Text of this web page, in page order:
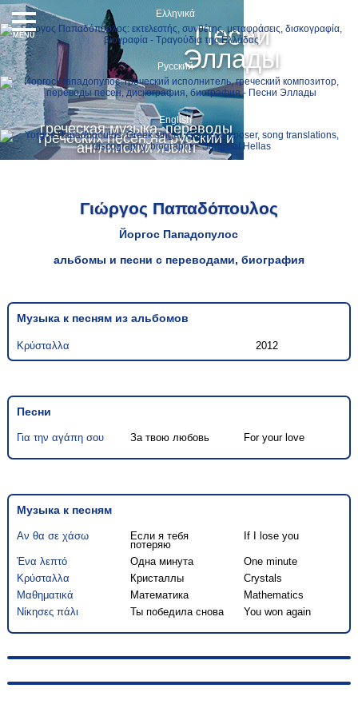
Песни
Эллады
греческая музыка, переводы
греческих песен на русский и
английский языки
Ελληνικά
Русский
English
MENU
Γιώργος Παπαδόπουλος
Йоргос Пападопулос
альбомы и песни с переводами, биография
Музыка к песням из альбомов
Κρύσταλλα 2012
Песни
Για την αγάπη σου За твою любовь For your love
Музыка к песням
Αν θα σε χάσω Если я тебя
потеряю
If I lose you
Ένα λεπτό Одна минута
One minute
Κρύσταλλα
Кристаллы
Crystals
Μαθηματικά
Математика
Mathematics
Νίκησες πάλι
Ты победила снова You won again